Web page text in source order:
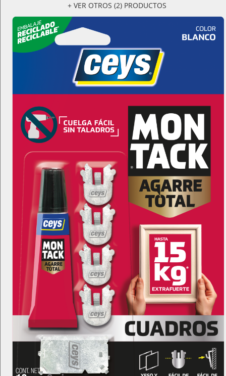
+ VER OTROS (2) PRODUCTOS